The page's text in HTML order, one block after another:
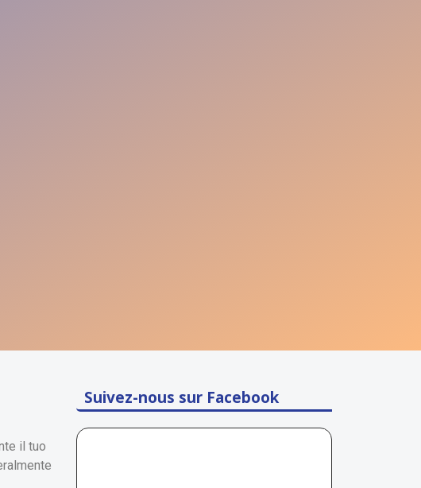
il tuo
Suivez-nous sur Facebook